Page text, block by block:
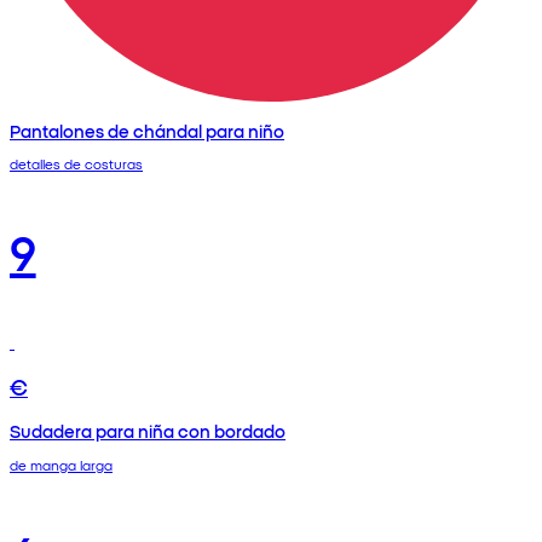
Pantalones de chándal para niño
detalles de costuras
9
€
Sudadera para niña con bordado
de manga larga